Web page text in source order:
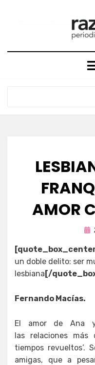
AMOR
un doble delito: ser
lesbiana [/
Fernando Macías.
El amor de Ana
las relaciones más
tiempos revueltos’.
amigas, que a